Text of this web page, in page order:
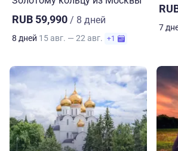
RUB 59,990 / 8 дней
8 дней 15 авг. — 22 авг. +1
7